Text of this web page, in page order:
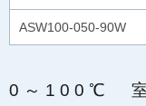
ASW100-050-90W
0～100℃ 室